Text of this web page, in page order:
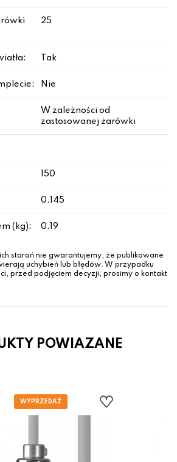
25
Tak
Nie
W zależności od
zastosowanej żarówki
150
0.145
(kg): 0.19
starań nie gwarantujemy, że publikowane
uchybień lub błędów. W przypadku
przed podjęciem decyzji, prosimy o kontakt
POWIAZANE